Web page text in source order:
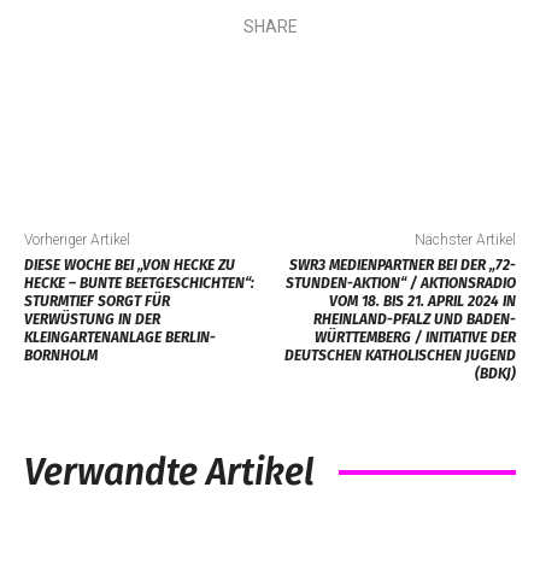
SHARE
Vorheriger Artikel
DIESE WOCHE BEI „VON HECKE ZU
HECKE – BUNTE BEETGESCHICHTEN“:
STURMTIEF SORGT FÜR
VERWÜSTUNG IN DER
KLEINGARTENANLAGE BERLIN-
BORNHOLM
Nächster Artikel
SWR3 MEDIENPARTNER BEI DER „72-
STUNDEN-AKTION“ / AKTIONSRADIO
VOM 18. BIS 21. APRIL 2024 IN
RHEINLAND-PFALZ UND BADEN-
WÜRTTEMBERG / INITIATIVE DER
DEUTSCHEN KATHOLISCHEN JUGEND
(BDKJ)
Verwandte Artikel